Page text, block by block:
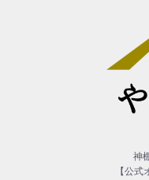
神
【公式